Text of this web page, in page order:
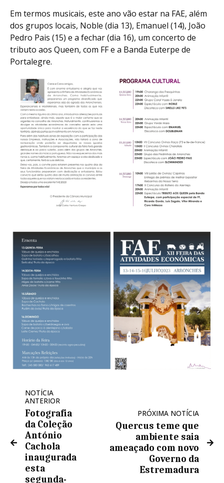
Em termos musicais, este ano vão estar na FAE, além
dos grupos locais, Noble (dia 13), Emanuel (14), João
Pedro Pais (15) e a fechar (dia 16), um concerto de
tributo aos Queen, com FF e a Banda Euterpe de
Portalegre.
NOTÍCIA
ANTERIOR
Fotografia
da Coleção
António
Cachola
inaugurada
esta
segunda-
PRÓXIMA NOTÍCIA
Quercus teme que
ambiente saia
ameaçado com novo
Governo da
Estremadura